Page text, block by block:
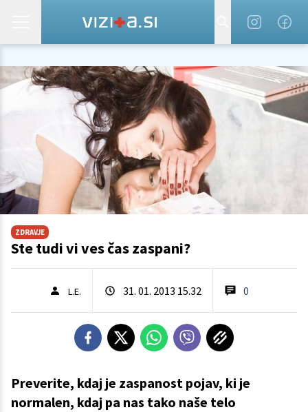
ZDRAVJE
Ste tudi vi ves čas zaspani?
L.E. 31. 01. 2013 15.32 0
Preverite, kdaj je zaspanost pojav, ki je
normalen, kdaj pa nas tako naše telo